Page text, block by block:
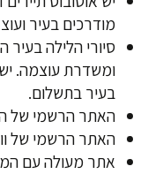
מודרכים בעיר
סיורי הלילה
ומשדרת עוצמה.
בעיר בתשלום.
האתר הרשמי של
האתר הרשמי של
אתר מעולה עם